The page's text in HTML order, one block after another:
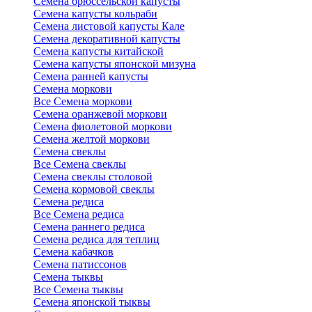
Семена капусты кольраби
Семена листовой капусты Кале
Семена декоративной капусты
Семена капусты китайской
Семена капусты японской мизуна
Семена ранней капусты
Семена моркови
Все Семена моркови
Семена оранжевой моркови
Семена фиолетовой моркови
Семена желтой моркови
Семена свеклы
Все Семена свеклы
Семена свеклы столовой
Семена кормовой свеклы
Семена редиса
Все Семена редиса
Семена раннего редиса
Семена редиса для теплиц
Семена кабачков
Семена патиссонов
Семена тыквы
Все Семена тыквы
Семена японской тыквы